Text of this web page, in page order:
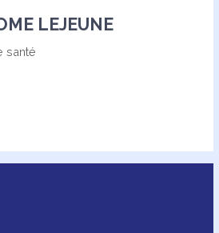
LEJEUNE
santé